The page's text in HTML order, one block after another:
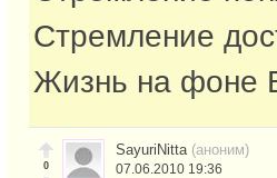
Стремление
Жизнь на фоне
0
SayuriNitta (аноним)
07.06.2010 19:36